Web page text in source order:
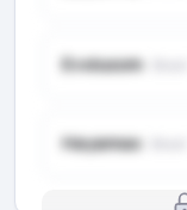
Evolusom
Hayamax